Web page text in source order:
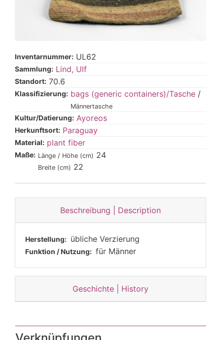
Inventarnummer: UL62
Sammlung: Lind, Ulf
Standort: 70.6
Klassifizierung: bags (generic containers)/Tasche /
Männertasche
Kultur/Datierung: Ayoreos
Herkunftsort: Paraguay
Material: plant fiber
Maße: Länge / Höhe (cm) 24
Breite (cm) 22
Beschreibung | Description
Herstellung: übliche Verzierung
Funktion / Nutzung: für Männer
Geschichte | History